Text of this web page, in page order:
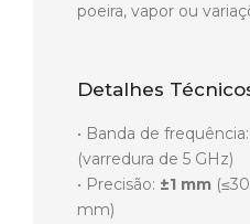
poeira, vapor ou
Detalhes
• Banda de frequência:
(varredura de 5 GHz)
• Precisão: ±1 mm
mm)